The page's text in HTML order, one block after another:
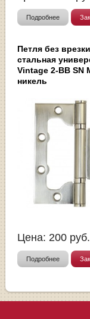
Подробнее
Петля без врезки
стальная
Vintage 2-BB SN
никель
Цена: 200 руб.
Подробнее